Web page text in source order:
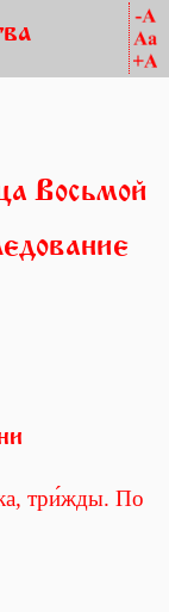
Восьмой
три́жды. По